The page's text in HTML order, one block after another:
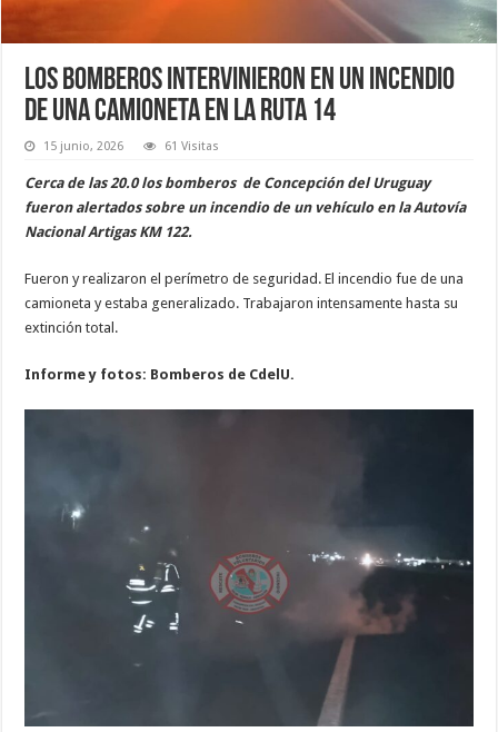
Los bomberos intervinieron en un incendio
de una camioneta en la ruta 14
15 junio, 2026 61 Visitas
Cerca de las 20.0 los bomberos de Concepción del Uruguay
fueron alertados sobre un incendio de un vehículo en la Autovía
Nacional Artigas KM 122.
Fueron y realizaron el perímetro de seguridad. El incendio fue de una
camioneta y estaba generalizado. Trabajaron intensamente hasta su
extinción total.
Informe y fotos: Bomberos de CdelU.